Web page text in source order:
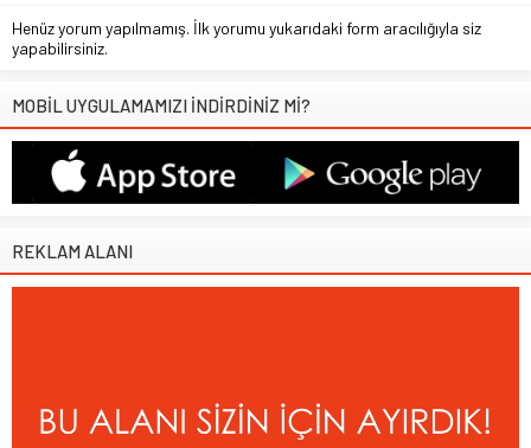
Henüz yorum yapılmamış. İlk yorumu yukarıdaki form aracılığıyla siz
yapabilirsiniz.
MOBİL UYGULAMAMIZI İNDİRDİNİZ Mİ?
REKLAM ALANI